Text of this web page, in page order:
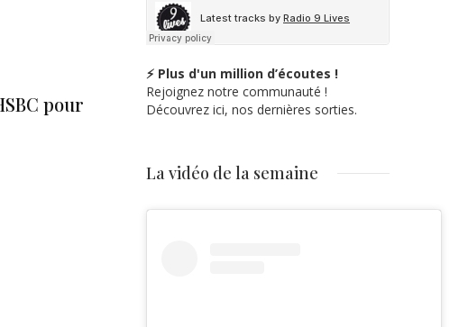
pour
⚡ Plus d'un million d’écoutes !
Rejoignez notre communauté !
Découvrez ici, nos dernières sorties.
La vidéo de la semaine